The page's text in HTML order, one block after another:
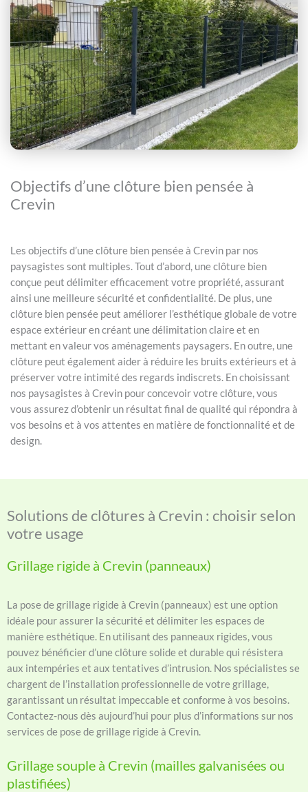
Objectifs d’une clôture bien pensée à
Crevin
Les objectifs d’une clôture bien pensée à Crevin par nos
paysagistes sont multiples. Tout d’abord, une clôture bien
conçue peut délimiter efficacement votre propriété, assurant
ainsi une meilleure sécurité et confidentialité. De plus, une
clôture bien pensée peut améliorer l’esthétique globale de votre
espace extérieur en créant une délimitation claire et en
mettant en valeur vos aménagements paysagers. En outre, une
clôture peut également aider à réduire les bruits extérieurs et à
préserver votre intimité des regards indiscrets. En choisissant
nos paysagistes à Crevin pour concevoir votre clôture, vous
vous assurez d’obtenir un résultat final de qualité qui répondra à
vos besoins et à vos attentes en matière de fonctionnalité et de
design.
Solutions de clôtures à Crevin : choisir selon
votre usage
Grillage rigide à Crevin (panneaux)
La pose de grillage rigide à Crevin (panneaux) est une option
idéale pour assurer la sécurité et délimiter les espaces de
manière esthétique. En utilisant des panneaux rigides, vous
pouvez bénéficier d’une clôture solide et durable qui résistera
aux intempéries et aux tentatives d’intrusion. Nos spécialistes se
chargent de l’installation professionnelle de votre grillage,
garantissant un résultat impeccable et conforme à vos besoins.
Contactez-nous dès aujourd’hui pour plus d’informations sur nos
services de pose de grillage rigide à Crevin.
Grillage souple à Crevin (mailles galvanisées ou
plastifiées)